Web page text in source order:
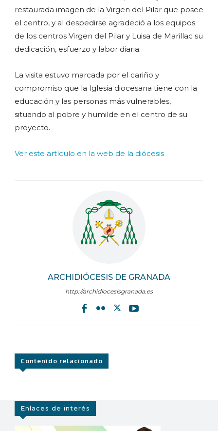
ARCHIDIÓCESIS DE GRANADA
http://archidiocesisgranada.es
restaurada imagen de la Virgen del Pilar que posee
el centro, y al despedirse agradeció a los equipos
de los centros Virgen del Pilar y Luisa de Marillac su
dedicación, esfuerzo y labor diaria.
La visita estuvo marcada por el cariño y
compromiso que la Iglesia diocesana tiene con la
educación y las personas más vulnerables,
situando al pobre y humilde en el centro de su
proyecto.
Ver este artículo en la web de la diócesis
Contenido relacionado
Enlaces de interés